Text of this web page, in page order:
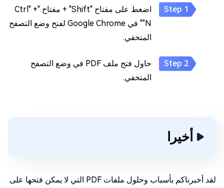
اضغط على مفتاح "Shift" + مفتاح "Ctrl" +
"N" في Google Chrome لفتح وضع التصفح
المتخفي.
حاول فتح ملف PDF في وضع التصفح
المتخفي.
أخيرا
لقد أخبرناكم بأسباب وحلول ملفات PDF التي لا يمكن فتحها على